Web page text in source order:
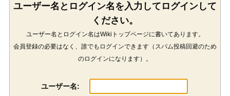
ユーザー名とログイン名を入力してログインして
ください。
ユーザー名とログイン名はWikiトップページに書いてあります。
会員登録の必要はなく、誰でもログインできます（スパム投稿回避のため
のログインになります）。
ユーザー名: